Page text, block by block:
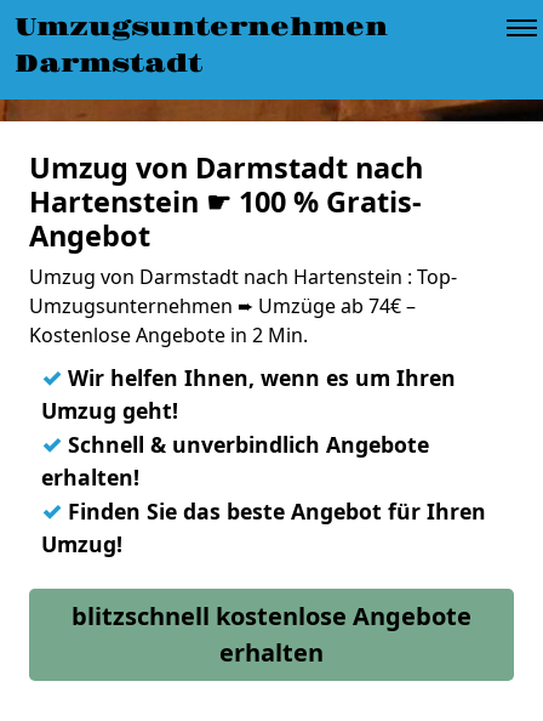
Umzugsunternehmen
Darmstadt
Umzug von Darmstadt nach
Hartenstein ☛ 100 % Gratis-
Angebot
Umzug von Darmstadt nach Hartenstein : Top-
Umzugsunternehmen ➨ Umzüge ab 74€ –
Kostenlose Angebote in 2 Min.
✓ Wir helfen Ihnen, wenn es um Ihren
Umzug geht!
✓ Schnell & unverbindlich Angebote
erhalten!
✓ Finden Sie das beste Angebot für Ihren
Umzug!
blitzschnell kostenlose Angebote
erhalten